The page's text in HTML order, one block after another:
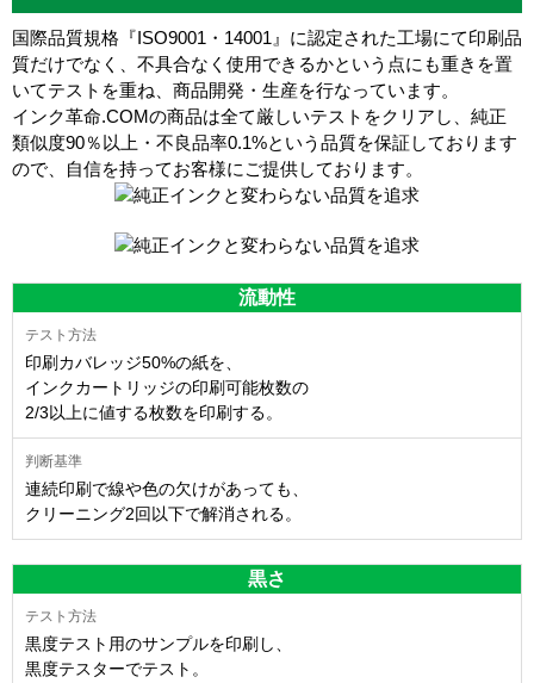
国際品質規格『ISO9001・14001』に認定された工場にて印刷品
質だけでなく、不具合なく使用できるかという点にも重きを置
いてテストを重ね、商品開発・生産を行なっています。
インク革命.COMの商品は全て厳しいテストをクリアし、 純正
類似度90％以上・不良品率0.1%という品質を保証しております
ので、自信を持ってお客様にご提供しております。
流動性
印刷カバレッジ50%の紙を、
インクカートリッジの印刷可能枚数の
2/3以上に値する枚数を印刷する。
連続印刷で線や色の欠けがあっても、
クリーニング2回以下で解消される。
黒さ
黒度テスト用のサンプルを印刷し、
黒度テスターでテスト。